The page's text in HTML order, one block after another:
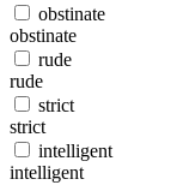
obstinate
obstinate
rude
rude
strict
strict
intelligent
intelligent